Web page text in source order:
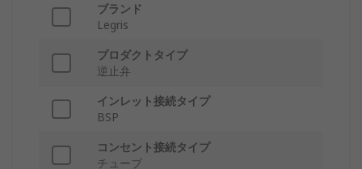
ブランド
Legris
プロダクトタイプ
逆止弁
インレット接続タイプ
BSP
コンセント接続タイプ
チューブ